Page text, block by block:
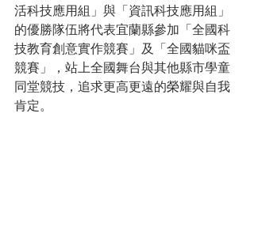
活科技應用組」與「資訊科技應用組」
的優勝隊伍將代表宜蘭縣參加「全國科
技教育創意實作競賽」及「全國貓咪盃
競賽」，站上全國舞台與其他縣市學童
同堂競技，追求更高更遠的榮耀與自我
肯定。